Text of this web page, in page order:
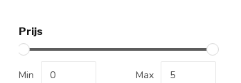
Prijs
Min Max